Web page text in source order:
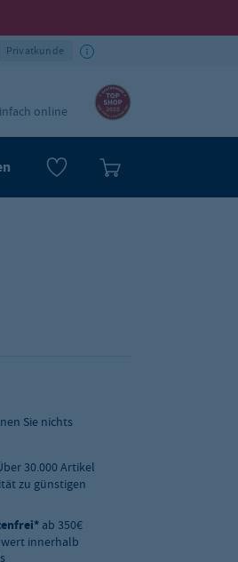
Privatkunde
online
Sie nichts
30.000 Artikel
zu günstigen
ab 350€
innerhalb